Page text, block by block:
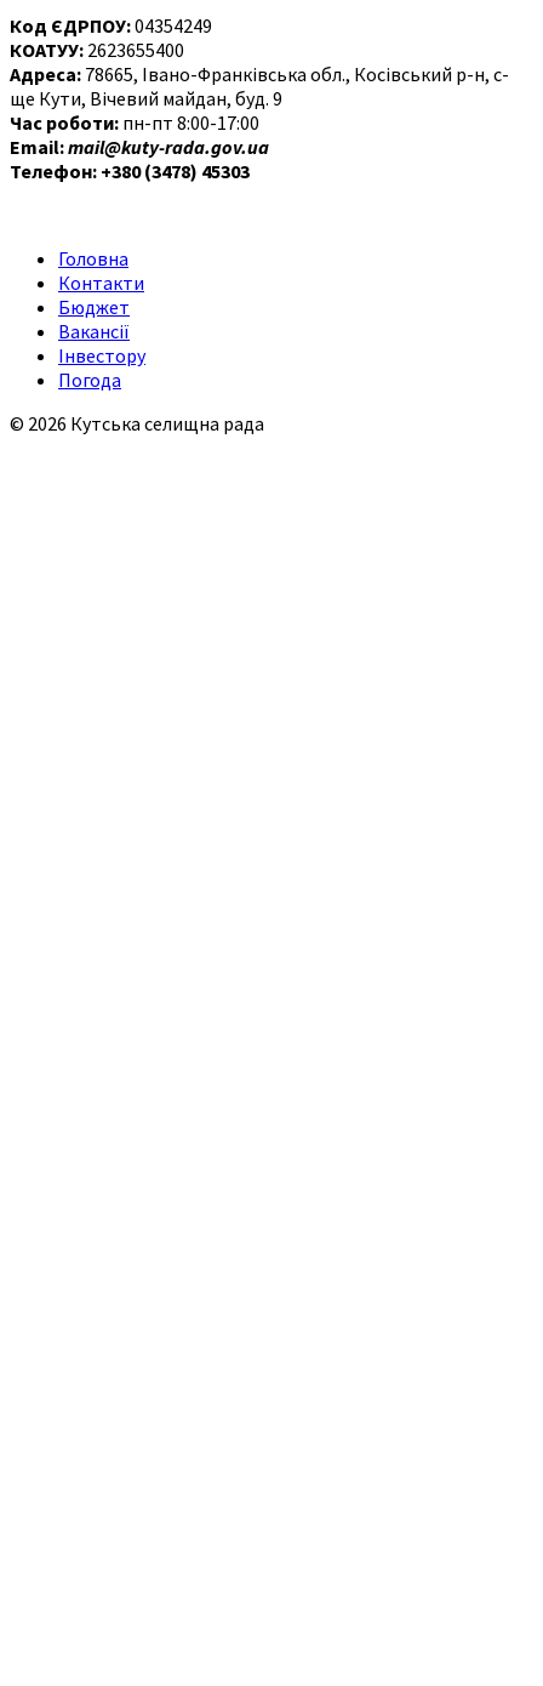
Код ЄДРПОУ:04354249
КОАТУУ: 2623655400
Адреса: 78665, Івано-Франківська обл., Косівський р-н, с-
ще Кути, Вічевий майдан, буд. 9
Час роботи: пн-пт 8:00-17:00
Email:mail@kuty-rada.gov.ua
Телефон: +380 (3478) 45303
Головна
Контакти
Бюджет
Вакансії
Інвестору
Погода
© 2026 Кутська селищна рада